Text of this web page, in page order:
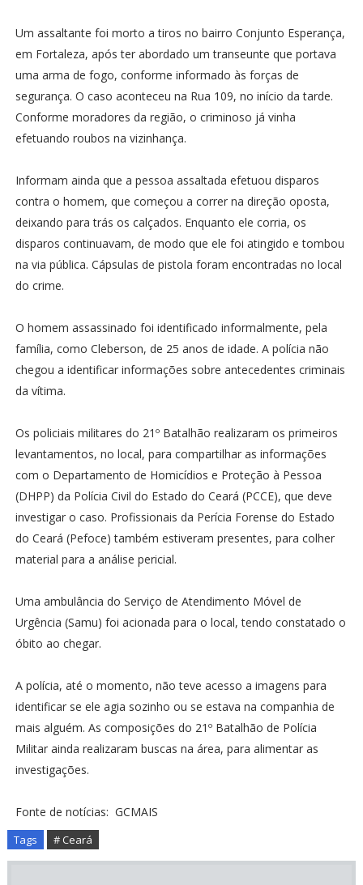
Um assaltante foi morto a tiros no bairro Conjunto Esperança,
em Fortaleza, após ter abordado um transeunte que portava
uma arma de fogo, conforme informado às forças de
segurança. O caso aconteceu na Rua 109, no início da tarde.
Conforme moradores da região, o criminoso já vinha
efetuando roubos na vizinhança.
Informam ainda que a pessoa assaltada efetuou disparos
contra o homem, que começou a correr na direção oposta,
deixando para trás os calçados. Enquanto ele corria, os
disparos continuavam, de modo que ele foi atingido e tombou
na via pública. Cápsulas de pistola foram encontradas no local
do crime.
O homem assassinado foi identificado informalmente, pela
família, como Cleberson, de 25 anos de idade. A polícia não
chegou a identificar informações sobre antecedentes criminais
da vítima.
Os policiais militares do 21º Batalhão realizaram os primeiros
levantamentos, no local, para compartilhar as informações
com o Departamento de Homicídios e Proteção à Pessoa
(DHPP) da Polícia Civil do Estado do Ceará (PCCE), que deve
investigar o caso. Profissionais da Perícia Forense do Estado
do Ceará (Pefoce) também estiveram presentes, para colher
material para a análise pericial.
Uma ambulância do Serviço de Atendimento Móvel de
Urgência (Samu) foi acionada para o local, tendo constatado o
óbito ao chegar.
A polícia, até o momento, não teve acesso a imagens para
identificar se ele agia sozinho ou se estava na companhia de
mais alguém. As composições do 21º Batalhão de Polícia
Militar ainda realizaram buscas na área, para alimentar as
investigações.
Fonte de notícias: GCMAIS
Tags # Ceará